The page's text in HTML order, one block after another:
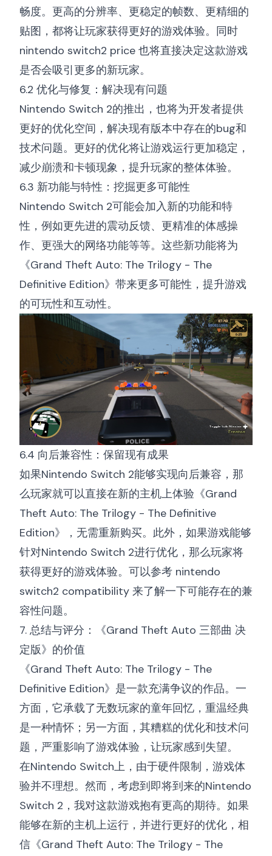
畅度。更高的分辨率、更稳定的帧数、更精细的
贴图，都将让玩家获得更好的游戏体验。同时
nintendo switch2 price 也将直接决定这款游戏
是否会吸引更多的新玩家。
6.2 优化与修复：解决现有问题
Nintendo Switch 2的推出，也将为开发者提供
更好的优化空间，解决现有版本中存在的bug和
技术问题。更好的优化将让游戏运行更加稳定，
减少崩溃和卡顿现象，提升玩家的整体体验。
6.3 新功能与特性：挖掘更多可能性
Nintendo Switch 2可能会加入新的功能和特
性，例如更先进的震动反馈、更精准的体感操
作、更强大的网络功能等等。这些新功能将为
《Grand Theft Auto: The Trilogy - The
Definitive Edition》带来更多可能性，提升游戏
的可玩性和互动性。
6.4 向后兼容性：保留现有成果
如果Nintendo Switch 2能够实现向后兼容，那
么玩家就可以直接在新的主机上体验《Grand
Theft Auto: The Trilogy - The Definitive
Edition》，无需重新购买。此外，如果游戏能够
针对Nintendo Switch 2进行优化，那么玩家将
获得更好的游戏体验。可以参考 nintendo
switch2 compatibility 来了解一下可能存在的兼
容性问题。
7. 总结与评分：《Grand Theft Auto 三部曲 决
定版》的价值
《Grand Theft Auto: The Trilogy - The
Definitive Edition》是一款充满争议的作品。一
方面，它承载了无数玩家的童年回忆，重温经典
是一种情怀；另一方面，其糟糕的优化和技术问
题，严重影响了游戏体验，让玩家感到失望。
在Nintendo Switch上，由于硬件限制，游戏体
验并不理想。然而，考虑到即将到来的Nintendo
Switch 2，我对这款游戏抱有更高的期待。如果
能够在新的主机上运行，并进行更好的优化，相
信《Grand Theft Auto: The Trilogy - The